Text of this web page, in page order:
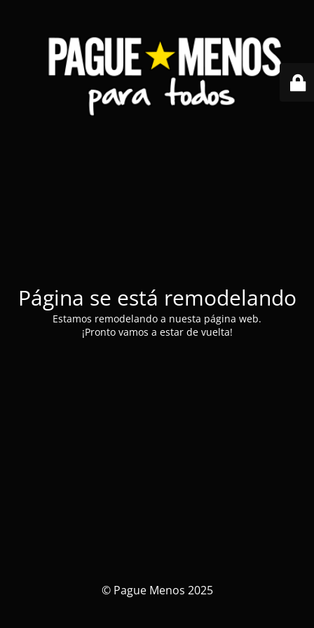
Página se está remodelando
Estamos remodelando a nuesta página web.
¡Pronto vamos a estar de vuelta!
© Pague Menos 2025